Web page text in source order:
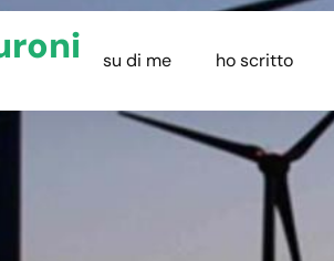
su di me ho scritto